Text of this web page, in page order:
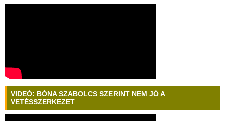
VIDEÓ: BÓNA SZABOLCS SZERINT NEM JÓ A
VETÉSSZERKEZET